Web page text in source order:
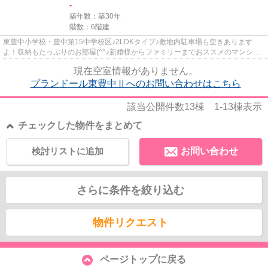
-
築年数：築30年
階数：6階建
東豊中小学校・豊中第15中学校区♪2LDKタイプ♪敷地内駐車場も空きあります
よ！収納もたっぷりのお部屋(^^♪新婚様からファミリーまでおススメのマンショ
現在空室情報がありません。
プランドール東豊中Ⅱへのお問い合わせはこちら
該当公開件数13棟 1-13棟表示
チェックした物件をまとめて
お問い合わせ
検討リストに追加
さらに条件を絞り込む
物件リクエスト
ページトップに戻る